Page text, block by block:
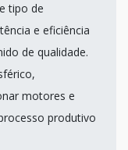
tipo de
e eficiência
de qualidade.
motores e
produtivo